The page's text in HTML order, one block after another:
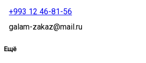
+993 12 46-81-56
galam-zakaz@mail.ru
Ещё